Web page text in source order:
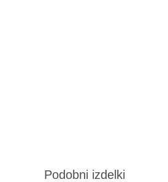
Podobni izdelki